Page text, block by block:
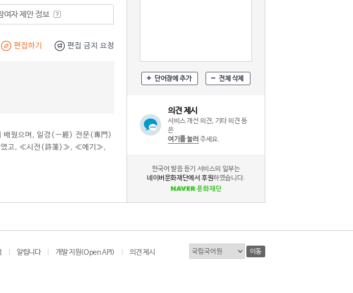
여자 제안 정보
편집하기 편집 금지 요청
웠으며, 일경(一經) 전문(專門)
였고, ≪시전(詩箋)≫, ≪예기≫,
단어장에 추가 전체 삭제
의견 제시
서비스 개선 의견, 기타 의견 등
은
여기를 눌러 주세요.
한국어 발음 듣기 서비스의 일부는
네이버문화재단에서 후원하였습니다.
알립니다 개발 지원(Open API) 의견 제시 이동